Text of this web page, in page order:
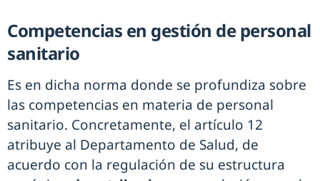
Competencias en gestión de personal
sanitario
Es en dicha norma donde se profundiza sobre
las competencias en materia de personal
sanitario. Concretamente, el artículo 12
atribuye al Departamento de Salud, de
acuerdo con la regulación de su estructura